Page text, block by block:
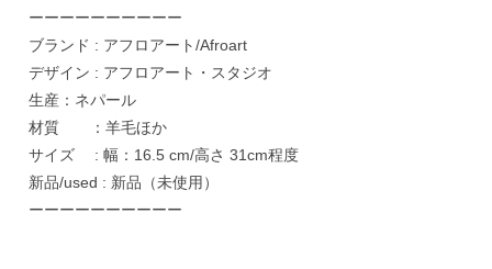
ーーーーーーーーーー
ブランド : アフロアート/Afroart
デザイン : アフロアート・スタジオ
生産：ネパール
材質 ：羊毛ほか
サイズ : 幅：16.5 cm/高さ 31cm程度
新品/used : 新品（未使用）
ーーーーーーーーーー